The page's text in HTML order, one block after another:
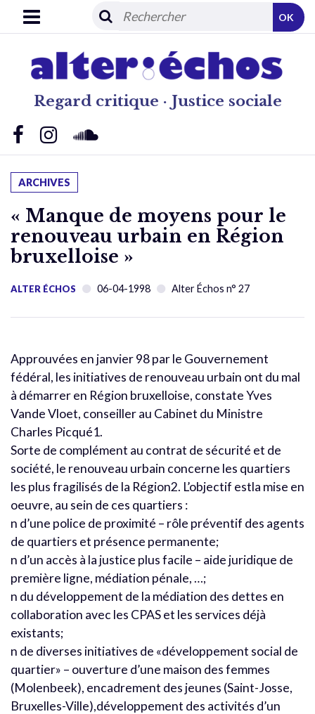
Regard critique · Justice sociale
OK
ARCHIVES
« Manque de moyens pour le
renouveau urbain en Région
bruxelloise »
ALTER ÉCHOS 06-04-1998 Alter Échos n° 27
Approuvées en janvier 98 par le Gouvernement
fédéral, les initiatives de renouveau urbain ont du mal
à démarrer en Région bruxelloise, constate Yves
Vande Vloet, conseiller au Cabinet du Ministre
Charles Picqué1.
Sorte de complément au contrat de sécurité et de
société, le renouveau urbain concerne les quartiers
les plus fragilisés de la Région2. L’objectif estla mise en
oeuvre, au sein de ces quartiers :
n d’une police de proximité – rôle préventif des agents
de quartiers et présence permanente;
n d’un accès à la justice plus facile – aide juridique de
première ligne, médiation pénale, …;
n du développement de la médiation des dettes en
collaboration avec les CPAS et les services déjà
existants;
n de diverses initiatives de «développement social de
quartier» – ouverture d’une maison des femmes
(Molenbeek), encadrement des jeunes (Saint-Josse,
Bruxelles-Ville),développement des activités d’un